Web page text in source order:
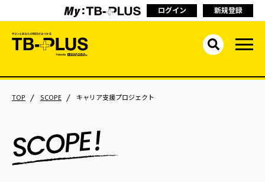
ログイン 新規登録
TOP SCOPE キャリア支援プロジェクト